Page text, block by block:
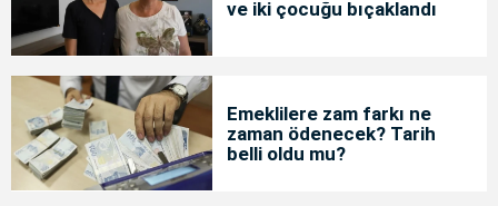
ve iki çocuğu bıçaklandı
Emeklilere zam farkı ne
zaman ödenecek? Tarih
belli oldu mu?